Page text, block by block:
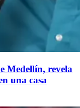
Medellín, revela
una casa